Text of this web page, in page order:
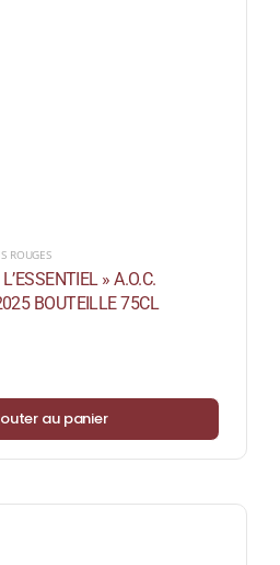
ROUGES
» A.O.C.
BOUTEILLE 75CL
au panier